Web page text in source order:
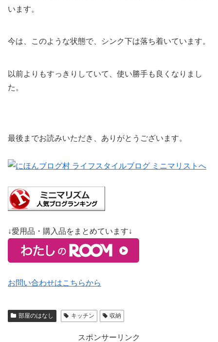
います。
今は、このような状態で、シンク下は落ち着いています。
以前よりもすっきりしていて、使い勝手も良くなりまし
た。
最後までお読みいただき、ありがとうございます。
↓愛用品・購入品をまとめています↓
お問い合わせはこちらから
部屋のはなし キッチン 収納
スポンサーリンク